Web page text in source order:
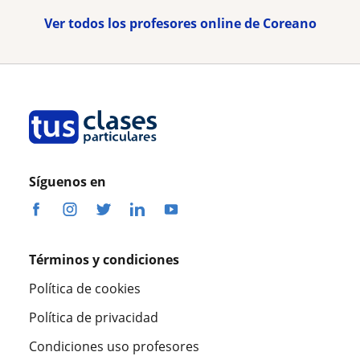
Ver todos los profesores online de Coreano
Síguenos en
Términos y condiciones
Política de cookies
Política de privacidad
Condiciones uso profesores